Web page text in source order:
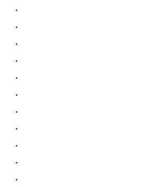
.
.
.
.
.
.
.
.
.
.
.